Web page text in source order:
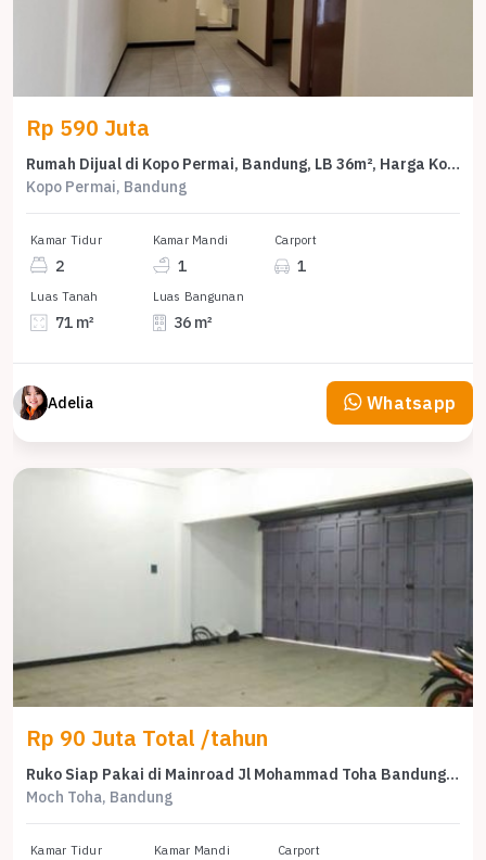
Rp 590 Juta
Rumah Dijual di Kopo Permai, Bandung, LB 36m², Harga Kompetitif!
Kopo Permai, Bandung
Kamar Tidur
2
Kamar Mandi
1
Carport
1
Luas Tanah
71 m²
Luas Bangunan
36 m²
Adelia Whatsapp
Rp 90 Juta Total /tahun
Ruko Siap Pakai di Mainroad Jl Mohammad Toha Bandung Lebar Muka 9M Sangat Ramai
Moch Toha, Bandung
Kamar Tidur Kamar Mandi Carport